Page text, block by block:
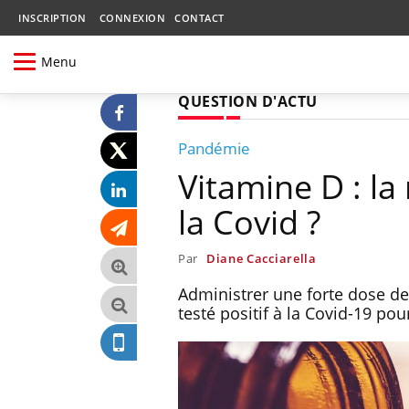
INSCRIPTION CONNEXION CONTACT
Menu
QUESTION D'ACTU
Pandémie
Vitamine D :
la Covid ?
Par Diane Cacciarella
Administrer une forte dose
testé positif à la Covid-19